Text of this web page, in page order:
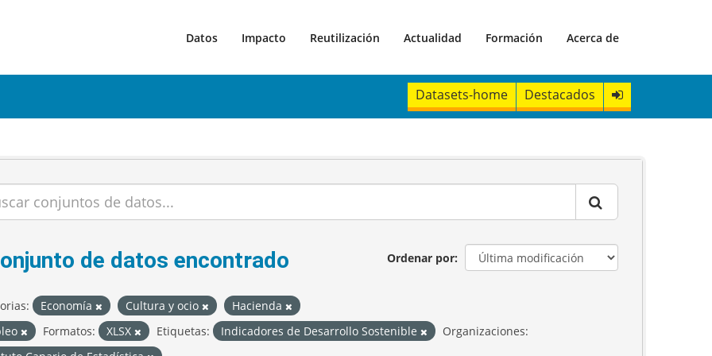
Datos Impacto Reutilización Actualidad Formación Acerca de
Datasets-home Destacados
Ordenar por
de datos encontrado
Economía Cultura y ocio
Hacienda
Formatos: XLSX Etiquetas: Indicadores de Desarrollo Sostenible
Organizaciones: